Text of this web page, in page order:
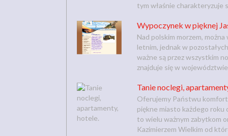
tym właśnie charakteryzuje
Wypoczynek w pięknej
Nad polskim morzem,
letnim, jednak w
ważne są przez wszystkim
znajduje się w
Tanie noclegi,
Oferujemy Państwu
piękne miasto każdego
to wielu ważnym zabytkom
Kazimierzem Wielkim od